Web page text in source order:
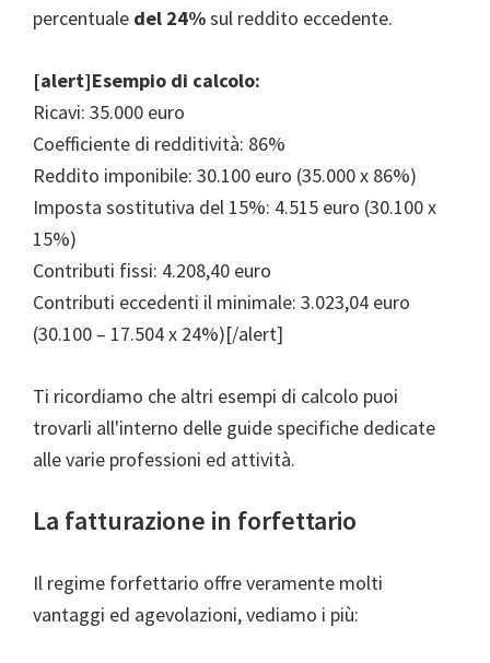
percentuale del 24%sul reddito eccedente.
[alert]Esempio di calcolo:
Ricavi: 35.000 euro
Coefficiente di redditività: 86%
Reddito imponibile: 30.100 euro (35.000 x 86%)
Imposta sostitutiva del 15%: 4.515 euro (30.100 x
15%)
Contributi fissi: 4.208,40 euro
Contributi eccedenti il minimale: 3.023,04 euro
(30.100 – 17.504 x 24%)[/alert]
Ti ricordiamo che altri esempi di calcolo puoi
trovarli all'interno delle guide specifiche dedicate
alle varie professioni ed attività.
La fatturazione in forfettario
Il regime forfettario offre veramente molti
vantaggi ed agevolazioni, vediamo i più: